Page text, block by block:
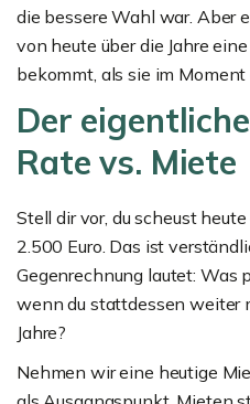
die bessere Wahl war. Aber
von heute über die Jahre
bekommt, als sie im
Der
Rate vs. Miete
Stell dir vor, du scheust
2.500 Euro. Das ist
Gegenrechnung lautet: Was
wenn du stattdessen weiter
Jahre?
Nehmen wir eine heutige